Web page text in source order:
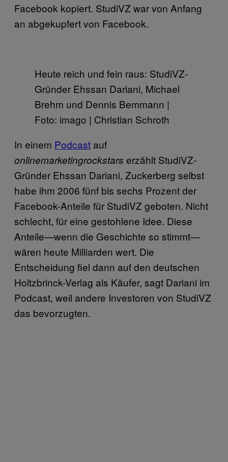
Facebook kopiert. StudiVZ war von Anfang
an abgekupfert von Facebook.
Heute reich und fein raus: StudiVZ-
Gründer Ehssan Dariani, Michael
Brehm und Dennis Bemmann |
Foto: imago | Christian Schroth
In einem Podcast auf
onlinemarketingrockstars erzählt StudiVZ-
Gründer Ehssan Dariani, Zuckerberg selbst
habe ihm 2006 fünf bis sechs Prozent der
Facebook-Anteile für StudiVZ geboten. Nicht
schlecht, für eine gestohlene Idee. Diese
Anteile—wenn die Geschichte so stimmt—
wären heute Milliarden wert. Die
Entscheidung fiel dann auf den deutschen
Holtzbrinck-Verlag als Käufer, sagt Dariani im
Podcast, weil andere Investoren von StudiVZ
das bevorzugten.